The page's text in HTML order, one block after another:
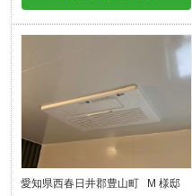
愛知県西春日井郡豊山町 M 様邸